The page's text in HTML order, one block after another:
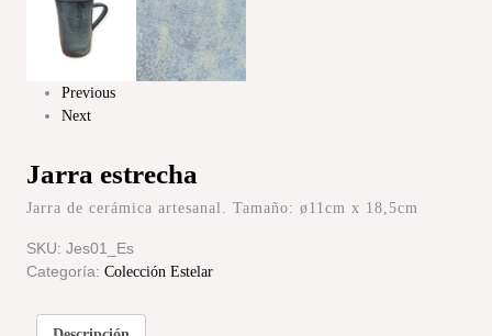
Previous
Next
Jarra estrecha
Jarra de cerámica artesanal. Tamaño: ø11cm x 18,5cm
SKU: Jes01_Es
Categoría: Colección Estelar